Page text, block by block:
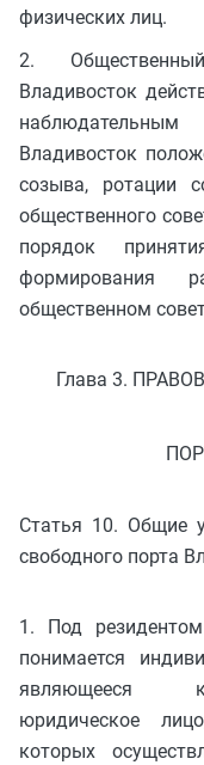
физических лиц.
2.
Владивосток
Владивосток
созыва, ротации
общественного
порядок
формирования
общественном
Глава 3.
Статья 10. Общие
свободного порта
1. Под
понимается
являющееся
юридическое
которых